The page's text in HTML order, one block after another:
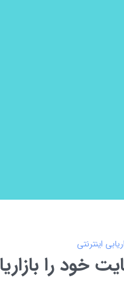
اینترنتی
خود را